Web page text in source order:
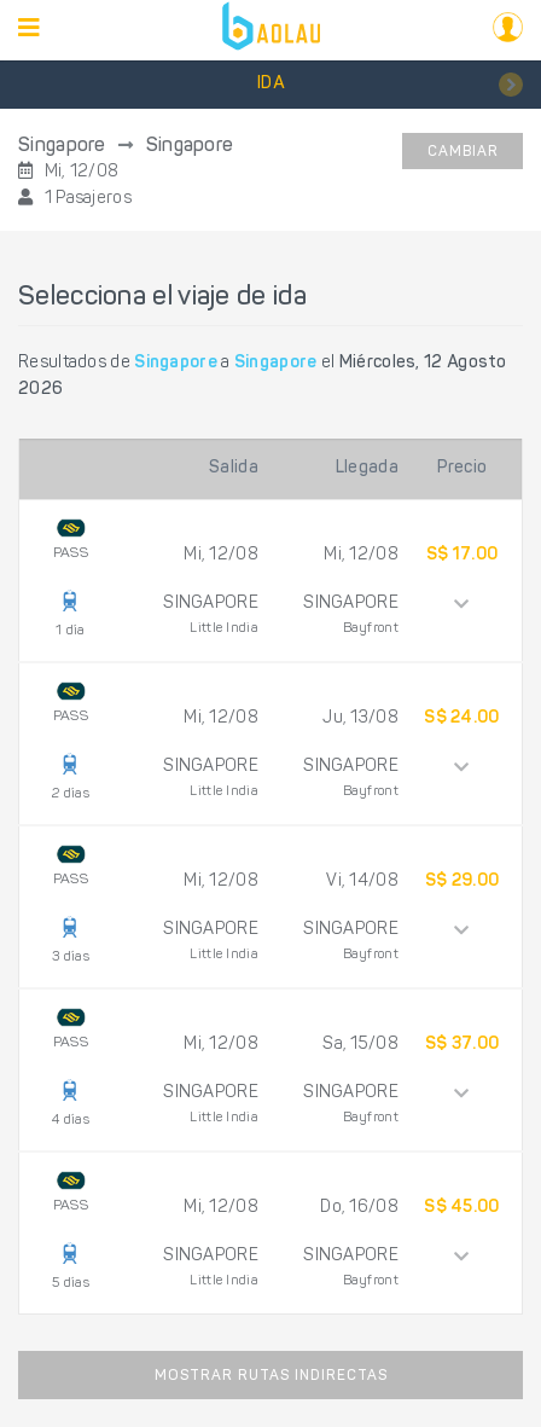
IDA
Singapore Singapore
Mi, 12/08
1 Pasajeros
CAMBIAR
Selecciona el viaje de ida
Resultados de Singaporea Singapore el Miércoles, 12 Agosto
2026
Salida Llegada Precio
PASS
1 día
Mi, 12/08
SINGAPORE
Little India
Mi, 12/08
SINGAPORE
Bayfront
S$ 17.00
PASS
2 días
Mi, 12/08
SINGAPORE
Little India
Ju, 13/08
SINGAPORE
Bayfront
S$ 24.00
PASS
3 días
Mi, 12/08
SINGAPORE
Little India
Vi, 14/08
SINGAPORE
Bayfront
S$ 29.00
PASS
4 días
Mi, 12/08
SINGAPORE
Little India
Sa, 15/08
SINGAPORE
Bayfront
S$ 37.00
PASS
5 días
Mi, 12/08
SINGAPORE
Little India
Do, 16/08
SINGAPORE
Bayfront
S$ 45.00
MOSTRAR RUTAS INDIRECTAS